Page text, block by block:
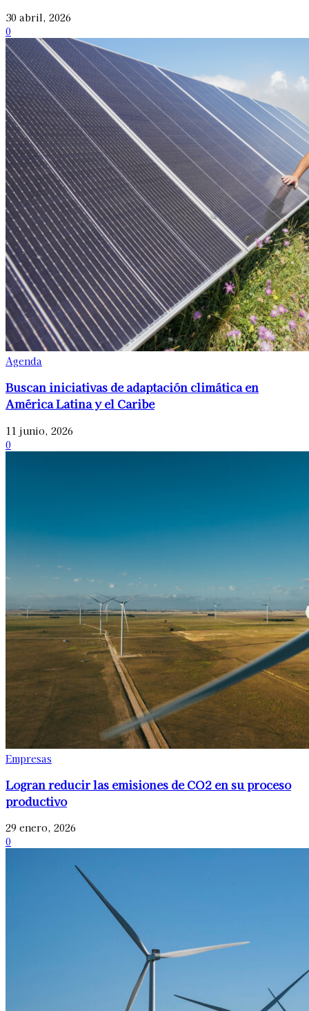
30 abril, 2026
0
Agenda
Buscan iniciativas de adaptación climática en
América Latina y el Caribe
11 junio, 2026
0
Empresas
Logran reducir las emisiones de CO2 en su proceso
productivo
29 enero, 2026
0